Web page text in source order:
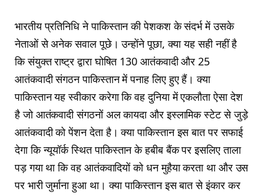
भारतीय प्रतिनिधि ने पाकिस्तान की पेशकश के संदर्भ में उसके
नेताओं से अनेक सवाल पूछे। उन्होंने पूछा, क्या यह सही नहीं है
कि संयुक्त राष्ट्र द्वारा घोषित 130 आतंकवादी और 25
आतंकवादी संगठन पाकिस्तान में पनाह लिए हुए हैं। क्या
पाकिस्तान यह स्वीकार करेगा कि वह दुनिया में एकलौता ऐसा देश
है जो आतंकवादी संगठनों अल कायदा और इस्लामिक स्टेट से जुड़े
आतंकवादी को पेंशन देता है। क्या पाकिस्तान इस बात पर सफाई
देगा कि न्यूयॉर्क स्थित पाकिस्तान के हबीब बैंक पर इसलिए ताला
पड़ गया था कि वह आतंकवादियों को धन मुहैया करता था और उस
पर भारी जुर्माना हुआ था। क्या पाकिस्तान इस बात से इंकार कर